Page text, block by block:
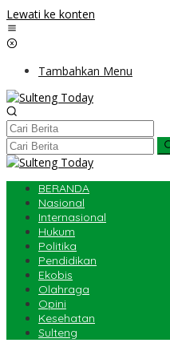
Lewati ke konten
Tambahkan Menu
BERANDA
Nasional
Internasional
Hukum
Politika
Pendidikan
Ekobis
Olahraga
Opini
Kesehatan
Sulteng